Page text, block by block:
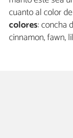
cuanto al color
colores: concha
cinnamon, fawn,